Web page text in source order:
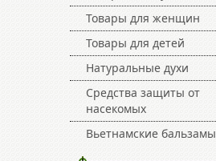
Товары для женщин
Товары для детей
Натуральные духи
Средства защиты от
насекомых
Вьетнамские бальзамы